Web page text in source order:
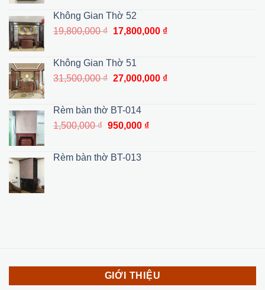
35,500,000 ₫.
27,000,000 ₫.
Không Gian Thờ 52
19,800,000₫ Giá
19,800,000 ₫.
17,800,000 ₫Giá
17,800,000 ₫.
Không Gian Thờ 51
31,500,000₫ Giá
31,500,000 ₫.
27,000,000 ₫Giá
Rèm bàn thờ BT-014
1,500,000₫ Giá
1,500,000 ₫.
950,000 ₫Giá
Rèm bàn thờ BT-013
GIỚI THIỆU